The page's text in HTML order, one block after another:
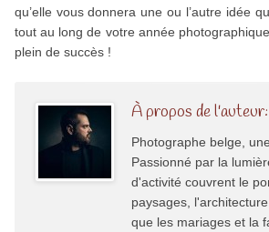
qu’elle vous donnera une ou l’autre idée
tout au long de votre année
plein de succès !
À propos de l'auteur:
Photographe belge,
Passionné par la
d'activité couvrent le
paysages,
que les mariages et la